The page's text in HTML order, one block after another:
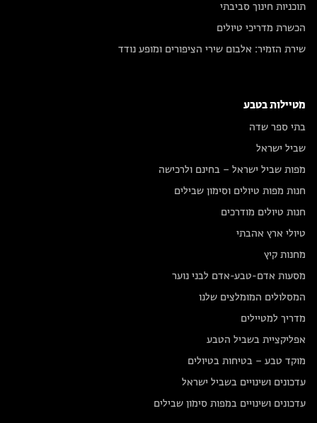
תוכניות חינוך סביבתי
הכשרת מדריכי טיולים
שירת הזמיר: אלבום שירי הציפורים ומופע נודד
מטיילות בטבע
בתי ספר שדה
שביל ישראל
מפות שביל ישראל – בחינם ולרכישה
חנות מפות טיולים וסימון שבילים
חנות טיולים מודרכים
טיולי ארץ אהבתי
מחנות קיץ
מסעות אדם-טבע-אדם לבני נוער
המסלולים המומלצים שלנו
מדריך למטיילים
אפליקציית בשביל הטבע
מוקד טבע – בטיחות בטיולים
עדכונים ושינויים בשביל ישראל
עדכונים ושינויים במפות סימון שבילים